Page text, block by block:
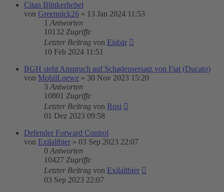
Citan Blinkerhebel
von Greennick26 » 13 Jan 2024 11:53
1 Antworten
10132 Zugriffe
Letzter Beitrag von Eisbär
10 Feb 2024 11:51
BGH sieht Anspruch auf Schadensersatz von Fiat (Ducato)
von MobilLoewe » 30 Nov 2023 15:20
3 Antworten
10801 Zugriffe
Letzter Beitrag von Rosi
01 Dez 2023 09:58
Defender Forward Control
von Exilaltbier » 03 Sep 2023 22:07
0 Antworten
10427 Zugriffe
Letzter Beitrag von Exilaltbier
03 Sep 2023 22:07